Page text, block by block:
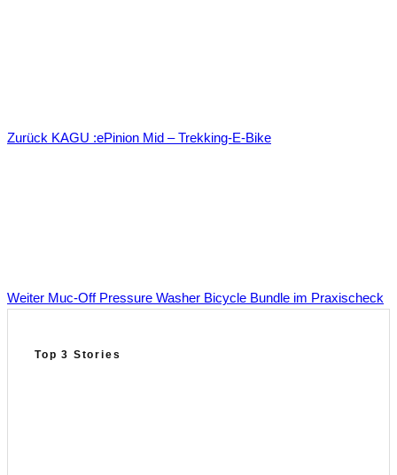
Zurück KAGU :ePinion Mid – Trekking‑E‑Bike
Weiter Muc-Off Pressure Washer Bicycle Bundle im Praxischeck
Top 3 Stories